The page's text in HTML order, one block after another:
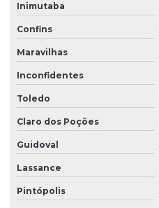
Inimutaba
Confins
Maravilhas
Inconfidentes
Toledo
Claro dos Poções
Guidoval
Lassance
Pintópolis